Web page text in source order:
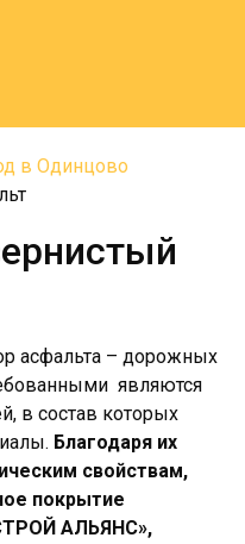
в Одинцово
асфальта – дорожных
являются
в состав которых
Благодаря их
свойствам,
покрытие
АЛЬЯНС»,